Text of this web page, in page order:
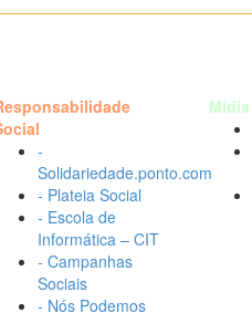
-
Solidariedade.ponto.com
- Plateia Social
- Escola de
Informática – CIT
- Campanhas
Sociais
- Nós Podemos
Mídia